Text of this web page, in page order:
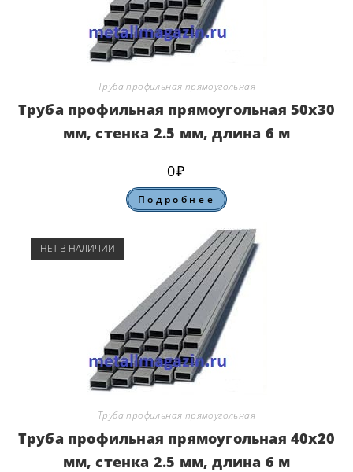
Труба профильная прямоугольная
Труба профильная прямоугольная 50х30
мм, стенка 2.5 мм, длина 6 м
0₽
Подробнее
НЕТ В НАЛИЧИИ
Труба профильная прямоугольная
Труба профильная прямоугольная 40х20
мм, стенка 2.5 мм, длина 6 м